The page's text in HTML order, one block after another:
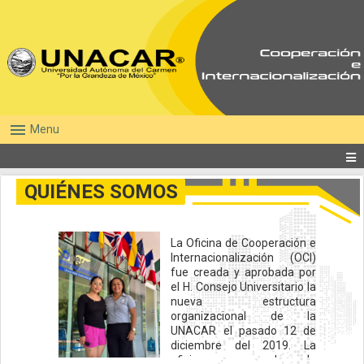
menu Menu
QUIÉNES SOMOS
La Oficina de Cooperación e
Internacionalización (OCI)
fue creada y aprobada por
el H. Consejo Universitario la
nueva estructura
organizacional de la
UNACAR el pasado 12 de
diciembre del 2019. La
oficina depende